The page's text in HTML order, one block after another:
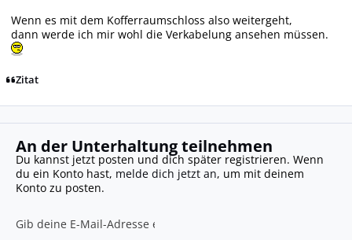
Wenn es mit dem Kofferraumschloss also weitergeht,
dann werde ich mir wohl die Verkabelung ansehen müssen.
Zitat
An der Unterhaltung teilnehmen
Du kannst jetzt posten und dich später registrieren. Wenn
du ein Konto hast, melde dich jetzt an, um mit deinem
Konto zu posten.